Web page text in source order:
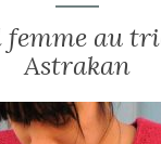
femme au
Astrakan